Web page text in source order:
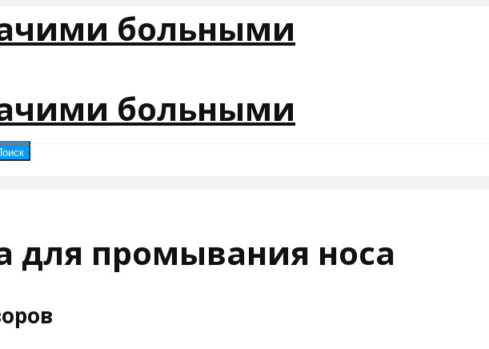
для промывания носа